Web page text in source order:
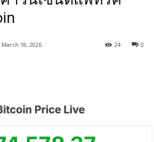
March 18, 2026 0
24